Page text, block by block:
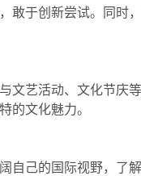
于创新尝试。同时
艺活动、文化节庆
的文化魅力。
自己的国际视野，了